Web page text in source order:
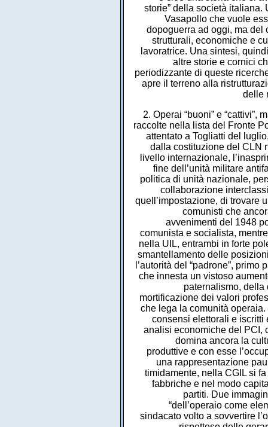
storie” della società
Vasapollo che vuole
dopoguerra ad oggi, ma
strutturali, economiche e
lavoratrice. Una sintesi,
altre storie e cornici
periodizzante di queste
apre il terreno alla
delle
2. Operai “buoni” e “cattivi”, ma marginali Le elezioni del 18 aprile 1948, con la sconfitta delle sinistre raccolte nella lista del Fronte Popolare, e la netta affermazione della Democrazia Cristiana, il seguente attentato a Togliatti del luglio, segnavano la fine di quella politica di collaborazione di classe sancita dalla costituzione del CLN nella lotta di liberazione contro il nazifascismo; contemporaneamente, a livello internazionale, l’inasprirsi dei rapporti tra i due blocchi, dava inizio alla guerra fredda e sanciva fine dell’unità militare antifascista realizzatasi tra Unione Sovietica, Gran Bretagna e Stati Uniti. La politica di unità nazionale, perseguita anche dopo la guerra, aveva dato vita, sul piano sindacale, alla collaborazione interclassista per la ricostruzione del paese il quale cercava, negli ambiti stretti di quell’impostazione, di trovare uno spazio autonomo dai partiti, proposizione duramente contrastata dai comunisti che ancora concepivano il sindacato come cinghia di trasmissione del partito. Gli avvenimenti del 1948 posero fine all’unità sindacale, la CGIL divenne il sindacato a prevalenza comunista e socialista, mentre i cattolici si raccolsero nella CISL e i socialdemocratici e i repubblicani nella UIL, entrambi in forte polemica con la CGIL. Fin dai primi anni cinquanta inizia nelle fabbriche lo smantellamento delle posizioni di potere che ancora mantengono i comunisti e la CGIL per ripristinare l’autorità del “padrone”, primo passo verso una riorganizzazione in senso tayloristico della produzione, che innesta un vistoso aumento del rendimento de lavoro e della produzione. Sono anche gli anni del paternalismo, della discriminazione verso i lavoratori comunisti, socialisti, della CGIL, della mortificazione dei valori professionali e umani, della forzata rottura dei vincoli di solidarietà e amicizia che lega la comunità operaia. La CGIL, nel caso più emblematico della Fiat, è travolta, la FIOM perde consensi elettorali e iscritti e si trova ad avere un quadro interpretativo, mutuato in larga parte dalle analisi economiche del PCI, che risulta inadeguato. Nei congressi sindacali dei primi anni cinquanta domina ancora la cultura della crisi del capitalismo, della sua incapacità a sviluppare le forze produttive e con esse l’occupazione e la produzione, perché dominato dai monopoli, che conduce a una rappresentazione pauperistica della condizione dell’operaio. Sono però anche gli anni in cui, timidamente, nella CGIL si fa strada l’idea che si debba capire a fondo la trasformazione in atto nelle fabbriche e nel modo capitalistico di produzione e che il sindacato debba ricercare l’autonomia dai partiti. Due immagini contrapposte di operai vengono date dai mezzi d’informazione: quella “dell’operaio come elemento sovversivo, possibile fonte di sabotaggio o